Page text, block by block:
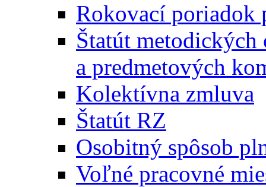
Rokovací poriadok
Štatút
a predmetových
Kolektívna zmluva
Štatút RZ
Osobitný spôsob
Voľné pracovné